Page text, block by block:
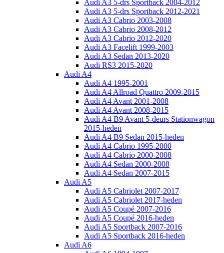
Audi A3 5-drs Sportback 2004-2012
Audi A3 5-drs Sportback 2012-2021
Audi A3 Cabrio 2003-2008
Audi A3 Cabrio 2008-2012
Audi A3 Cabrio 2012-2020
Audi A3 Facelift 1999-2003
Audi A3 Sedan 2013-2020
Audi RS3 2015-2020
Audi A4
Audi A4 1995-2001
Audi A4 Allroad Quattro 2009-2015
Audi A4 Avant 2001-2008
Audi A4 Avant 2008-2015
Audi A4 B9 Avant 5-deurs Stationwagon
2015-heden
Audi A4 B9 Sedan 2015-heden
Audi A4 Cabrio 1995-2000
Audi A4 Cabrio 2000-2008
Audi A4 Sedan 2000-2008
Audi A4 Sedan 2007-2015
Audi A5
Audi A5 Cabriolet 2007-2017
Audi A5 Cabriolet 2017-heden
Audi A5 Coupé 2007-2016
Audi A5 Coupé 2016-heden
Audi A5 Sportback 2007-2016
Audi A5 Sportback 2016-heden
Audi A6